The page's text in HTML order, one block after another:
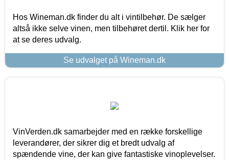
Hos Wineman.dk finder du alt i vintilbehør. De sælger
altså ikke selve vinen, men tilbehøret dertil. Klik her for
at se deres udvalg.
Se udvalget på Wineman.dk
VinVerden.dk samarbejder med en række forskellige
leverandører, der sikrer dig et bredt udvalg af
spændende vine, der kan give fantastiske vinoplevelser.